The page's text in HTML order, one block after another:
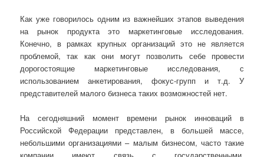
Как уже говорилось одним из важнейших этапов выведения
на рынок продукта это маркетинговые исследования.
Конечно, в рамках крупных организаций это не является
проблемой, так как они могут позволить себе провести
дорогостоящие маркетинговые исследования, с
использованием анкетирования, фокус-групп и т.д. У
представителей малого бизнеса таких возможностей нет.
На сегодняшний момент времени рынок инноваций в
Российской Федерации представлен, в большей массе,
небольшими организациями – малым бизнесом, часто такие
компании имеют связь с государственными,